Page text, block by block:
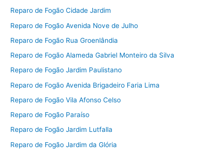
Reparo de Fogão Cidade Jardim
Reparo de Fogão Avenida Nove de Julho
Reparo de Fogão Rua Groenlândia
Reparo de Fogão Alameda Gabriel Monteiro da Silva
Reparo de Fogão Jardim Paulistano
Reparo de Fogão Avenida Brigadeiro Faria Lima
Reparo de Fogão Vila Afonso Celso
Reparo de Fogão Paraíso
Reparo de Fogão Jardim Lutfalla
Reparo de Fogão Jardim da Glória